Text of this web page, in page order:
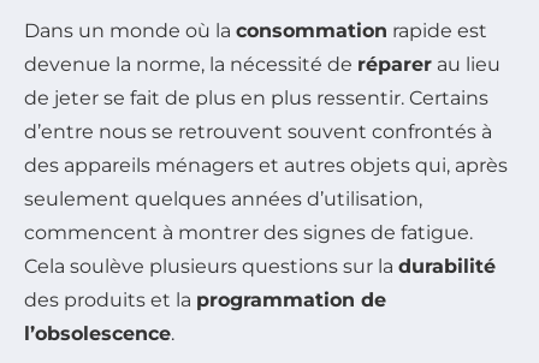
Dans un monde où la consommation rapide est
devenue la norme, la nécessité de réparer au lieu
de jeter se fait de plus en plus ressentir. Certains
d’entre nous se retrouvent souvent confrontés à
des appareils ménagers et autres objets qui, après
seulement quelques années d’utilisation,
commencent à montrer des signes de fatigue.
Cela soulève plusieurs questions sur la durabilité
des produits et la programmation de
l’obsolescence.